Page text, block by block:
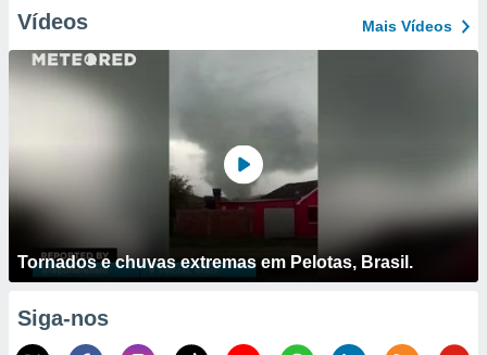
Vídeos Mais Vídeos
Tornados e chuvas extremas em Pelotas, Brasil.
Siga-nos